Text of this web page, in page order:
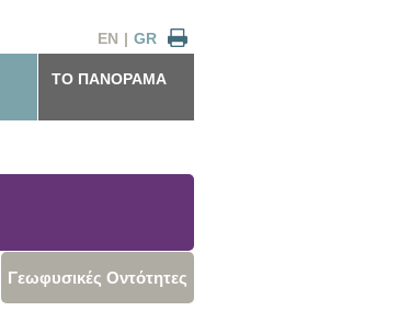
GR
|
EN
ΤΟ ΠΑΝΟΡΑΜΑ
Γεωφυσικές Οντότητες